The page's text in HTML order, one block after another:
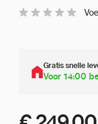
Gratis snelle
Voor 14:00